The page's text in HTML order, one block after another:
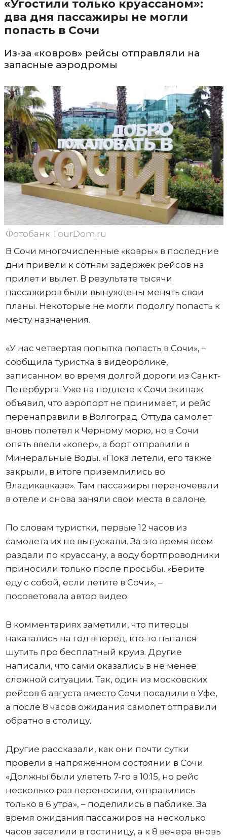
«Угостили только круассаном»:
два дня пассажиры не могли
попасть в Сочи
Из-за «ковров» рейсы отправляли на
запасные аэродромы
Фотобанк TourDom.ru
В Сочи многочисленные «ковры» в последние
дни привели к сотням задержек рейсов на
прилет и вылет. В результате тысячи
пассажиров были вынуждены менять свои
планы. Некоторые не могли подолгу попасть к
месту назначения.
«У нас четвертая попытка попасть в Сочи», –
сообщила туристка в видеоролике,
записанном во время долгой дороги из Санкт-
Петербурга. Уже на подлете к Сочи экипаж
объявил, что аэропорт не принимает, и рейс
перенаправили в Волгоград. Оттуда самолет
вновь полетел к Черному морю, но в Сочи
опять ввели «ковер», а борт отправили в
Минеральные Воды. «Пока летели, его также
закрыли, в итоге приземлились во
Владикавказе». Там пассажиры переночевали
в отеле и снова заняли свои места в салоне.
По словам туристки, первые 12 часов из
самолета их не выпускали. За это время всем
раздали по круассану, а воду бортпроводники
приносили только после просьбы. «Берите
еду с собой, если летите в Сочи», –
посоветовала автор видео.
В комментариях заметили, что питерцы
накатались на год вперед, кто-то пытался
шутить про бесплатный круиз. Другие
написали, что сами оказались в не менее
сложной ситуации. Так, один из московских
рейсов 6 августа вместо Сочи посадили в Уфе,
а после 8 часов ожидания самолет отправили
обратно в столицу.
Другие рассказали, как они почти сутки
провели в напряженном состоянии в Сочи.
«Должны были улететь 7-го в 10:15, но рейс
несколько раз переносили, отправились
только в 6 утра», – поделились в паблике. За
время ожидания пассажиров на несколько
часов заселили в гостиницу, а к 8 вечера вновь